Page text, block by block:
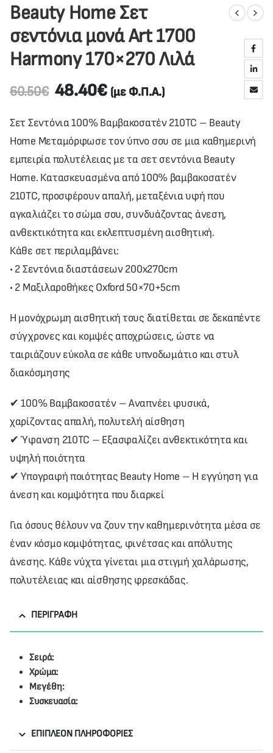
Beauty Home Σετ
σεντόνια μονά Art 1700
Harmony 170×270 Λιλά
60.50€ 48.40€ (με Φ.Π.Α.)
Σετ Σεντόνια 100% Βαμβακοσατέν 210TC – Beauty
Home Μεταμόρφωσε τον ύπνο σου σε μια καθημερινή
εμπειρία πολυτέλειας με τα σετ σεντόνια Beauty
Home. Κατασκευασμένα από 100% βαμβακοσατέν
210TC, προσφέρουν απαλή, μεταξένια υφή που
αγκαλιάζει το σώμα σου, συνδυάζοντας άνεση,
ανθεκτικότητα και εκλεπτυσμένη αισθητική.
Κάθε σετ περιλαμβάνει:
• 2 Σεντόνια διαστάσεων 200x270cm
• 2 Μαξιλαροθήκες Oxford 50×70+5cm
Η μονόχρωμη αισθητική τους διατίθεται σε δεκαπέντε
σύγχρονες και κομψές αποχρώσεις, ώστε να
ταιριάζουν εύκολα σε κάθε υπνοδωμάτιο και στυλ
διακόσμησης
✔ 100% Βαμβακοσατέν – Αναπνέει φυσικά,
χαρίζοντας απαλή, πολυτελή αίσθηση
✔ Ύφανση 210TC – Εξασφαλίζει ανθεκτικότητα και
υψηλή ποιότητα
✔ Υπογραφή ποιότητας Beauty Home – Η εγγύηση για
άνεση και κομψότητα που διαρκεί
Για όσους θέλουν να ζουν την καθημερινότητα μέσα σε
έναν κόσμο κομψότητας, φινέτσας και απόλυτης
άνεσης. Κάθε νύχτα γίνεται μια στιγμή χαλάρωσης,
πολυτέλειας και αίσθησης φρεσκάδας.
ΠΕΡΙΓΡΑΦΉ
Σειρά:
Χρώμα:
Μεγέθη:
Συσκευασία:
ΕΠΙΠΛΈΟΝ ΠΛΗΡΟΦΟΡΊΕΣ